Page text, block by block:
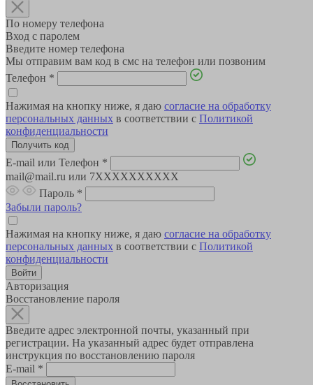
По номеру телефона
Вход с паролем
Введите номер телефона
Мы отправим вам код в смс на телефон или позвоним
Телефон *
Нажимая на кнопку ниже, я даю согласие на обработку
персональных данных в соответствии с Политикой
конфиденциальности
E-mail или Телефон *
mail@mail.ru или 7XXXXXXXXXX
Пароль *
Забыли пароль?
Нажимая на кнопку ниже, я даю согласие на обработку
персональных данных в соответствии с Политикой
конфиденциальности
Авторизация
Восстановление пароля
Введите адрес электронной почты, указанный при
регистрации. На указанный адрес будет отправлена
инструкция по восстановлению пароля
E-mail *